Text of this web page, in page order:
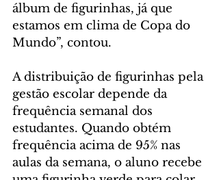
álbum de figurinhas, já que
estamos em clima de Copa do
Mundo”, contou.
A distribuição de figurinhas pela
gestão escolar depende da
frequência semanal dos
estudantes. Quando obtém
frequência acima de 95% nas
aulas da semana, o aluno recebe